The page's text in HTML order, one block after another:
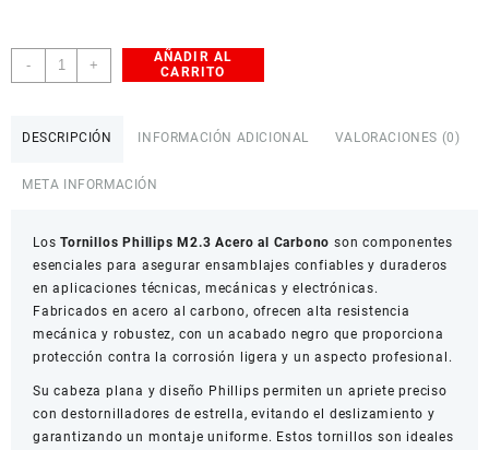
-
Tornillos
Phillips
cantidad
+
AÑADIR AL
CARRITO
DESCRIPCIÓN INFORMACIÓN ADICIONAL VALORACIONES (0)
META INFORMACIÓN
LosTornillos Phillips M2.3 Acero al Carbono son componentes
esenciales para asegurar ensamblajes confiables y duraderos
en aplicaciones técnicas, mecánicas y electrónicas.
Fabricados en acero al carbono, ofrecen alta resistencia
mecánica y robustez, con un acabado negro que proporciona
protección contra la corrosión ligera y un aspecto profesional.
Su cabeza plana y diseño Phillips permiten un apriete preciso
con destornilladores de estrella, evitando el deslizamiento y
garantizando un montaje uniforme. Estos tornillos son ideales